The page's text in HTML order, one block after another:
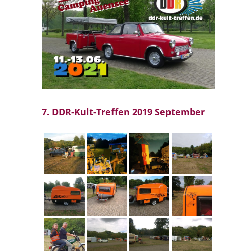
7. DDR-Kult-Treffen 2019 September